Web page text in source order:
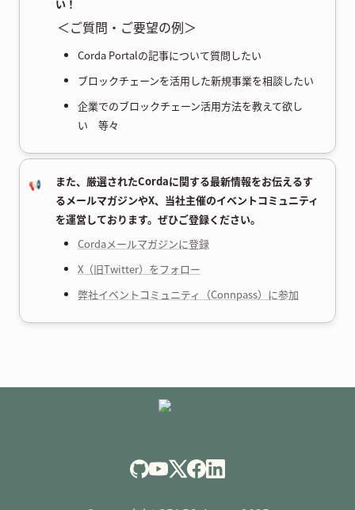
い！
＜ご質問・ご要望の例＞
Corda Portalの記事について質問したい
ブロックチェーンを活用した新規事業を相談したい
企業でのブロックチェーン活用方法を教えて欲し
い 等々
📢
また、厳選されたCordaに関する最新情報をお伝えるす
るメールマガジンやX、当社主催のイベントコミュニティ
を運営しております。ぜひご登録ください。
Cordaメールマガジンに登録
X（旧Twitter）をフォロー
弊社イベントコミュニティ（Connpass）に参加